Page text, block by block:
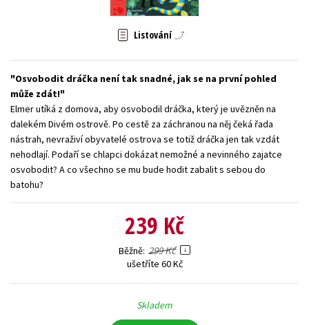
Zahraniční literatura
Listování
Osvobodit dráčka není tak snadné, jak se na první pohled
může zdát!
Elmer utíká z domova, aby osvobodil dráčka, který je uvězněn na
dalekém Divém ostrově. Po cestě za záchranou na něj čeká řada
nástrah, nevraživí obyvatelé ostrova se totiž dráčka jen tak vzdát
nehodlají. Podaří se chlapci dokázat nemožné a nevinného zajatce
osvobodit? A co všechno se mu bude hodit zabalit s sebou do
batohu?
239 Kč
Běžně 299 Kč
ušetříte 60 Kč
Skladem